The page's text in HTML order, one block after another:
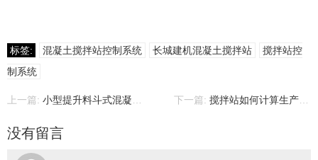
标签: 混凝土搅拌站控制系统 长城建机混凝土搅拌站
搅拌站控
制系统
上一篇: 小型提升料斗式混凝土搅拌站，厂家，价格，产品介绍 下一篇:搅拌站如何计算生产成本？
没有留言